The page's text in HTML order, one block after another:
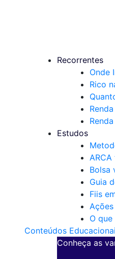
Recorrentes
Onde
Rico
Estudos
Bolsa
Guia
Fiis
O
Conteúdos
Conheça as